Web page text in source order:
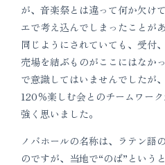
が、音楽祭とは違って何か欠け
エで考え込んでしまったことが
同じようにされていても、受付
売場を結ぶものがここにはなか
で意識してはいませんでしたが
120％楽しむ会とのチームワー
強く思いました。
ノバホールの名称は、ラテン語
のですが、当地で“のば”という